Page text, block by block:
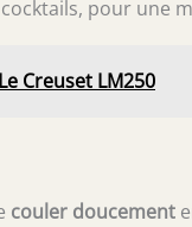
pour une
Creuset LM250
couler doucement